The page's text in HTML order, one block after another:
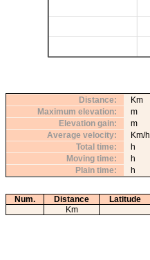
Distance
Km
Maximum elevation
m
Elevation gain
m
Average velocity
Km/h
Total time
h
Moving time
h
Plain time
h
Num. Distance Latitude
Km